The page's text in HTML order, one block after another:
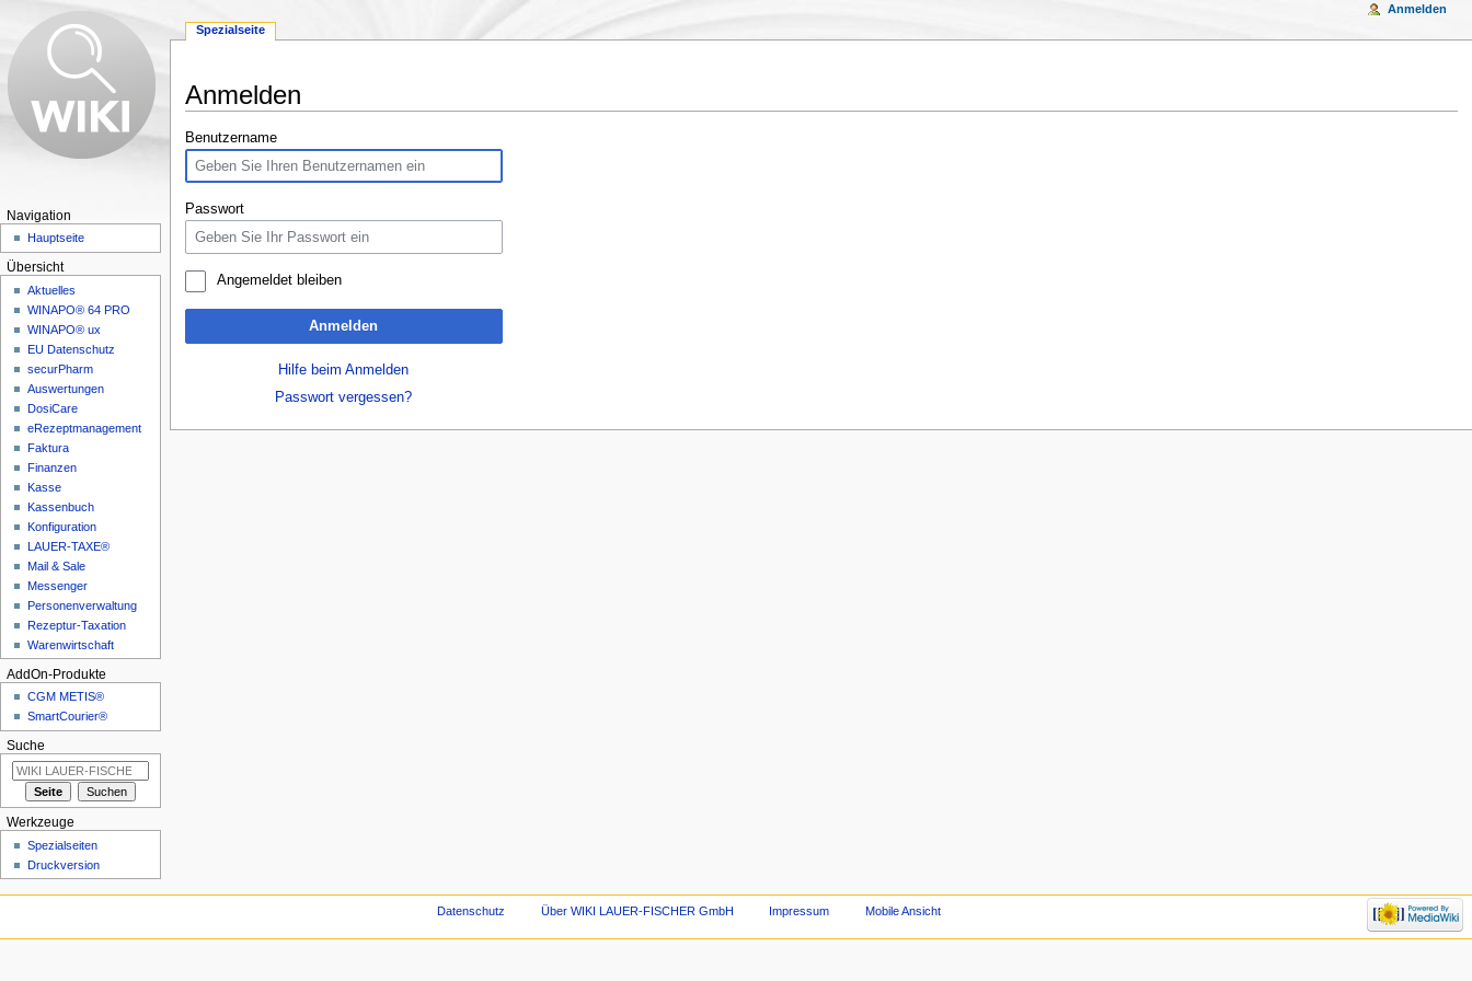
Anmelden
Benutzername
Passwort
Angemeldet bleiben
Anmelden
Hilfe beim Anmelden
Passwort vergessen?
Spezialseite
Anmelden
Navigation
Hauptseite
Übersicht
Aktuelles
WINAPO® 64 PRO
WINAPO® ux
EU Datenschutz
securPharm
Auswertungen
DosiCare
eRezeptmanagement
Faktura
Finanzen
Kasse
Kassenbuch
Konfiguration
LAUER-TAXE®
Mail & Sale
Messenger
Personenverwaltung
Rezeptur-Taxation
Warenwirtschaft
AddOn-Produkte
CGM METIS®
SmartCourier®
Suche
Werkzeuge
Spezialseiten
Druckversion
Datenschutz Über WIKI LAUER-FISCHER GmbH Impressum Mobile Ansicht